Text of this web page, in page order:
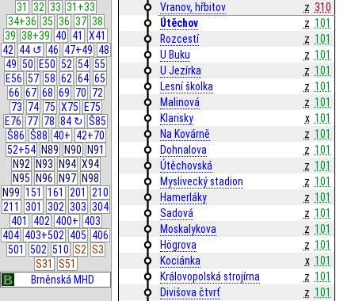
31
32 33 31+33
34+36 35 36 37 38
39 38+39 40 41
X41
42 44 ↺ 46 47+49 48
49 50 E50 52 54 55
E56 57 58 62 64 65
66 67 68 69 70 72
73 74 75 X75
E75
E76 77 78 84 ↻ Š85
Š86 Š88 40+ 42+70
52+54 N89 N90
N91
N92
N93 N94 X94
N95
N96 N97 N98
N99 151 161 201
210
211
301 302 303 304
401
402 400+ 403
404 403+502 405 406
501
502 510 S2 S3
S31
S51
Brněnská MHD
Vranov, hřbitov
z 310
Útěchov
z 101
Rozcestí
z 101
U Buku
z 101
U Jezírka
z 101
Lesní školka
z 101
Malinová
z 101
Klarisky
x 101
Na Kovárně
z 101
Dohnalova
z 101
Útěchovská
z 101
Myslivecký stadion
z 101
Hamerláky
z 101
Sadová
z 101
Moskalykova
z 101
Högrova
z 101
Kociánka
x 101
Královopolská strojírna
z 101
Divišova čtvrť
z 101